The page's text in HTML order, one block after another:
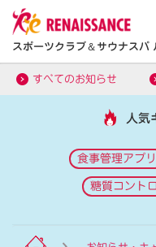
スポーツクラブ＆サウナスパ
すべてのお知らせ
人気
食事管理アプリ
糖質コント